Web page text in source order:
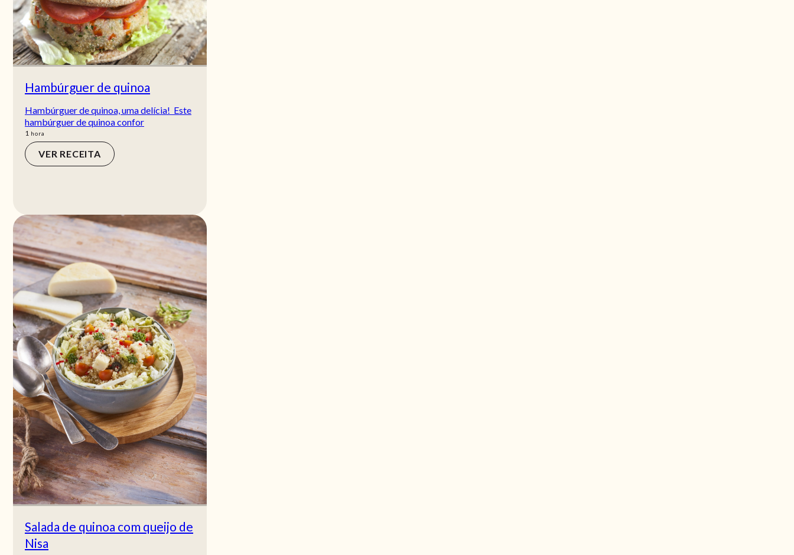
Hambúrguer de quinoa
Hambúrguer de quinoa, uma delícia! Este
hambúrguer de quinoa confor
1 hora
hora
VER RECEITA
Salada de quinoa com queijo de
Nisa